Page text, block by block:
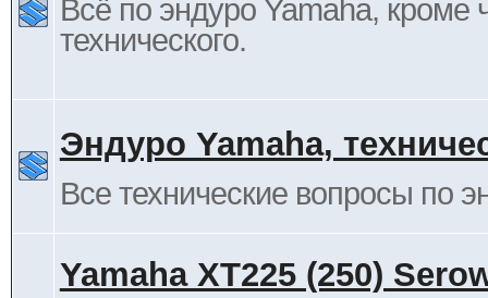
Всё по эндуро Yamaha, кроме
технического.
Эндуро Yamaha,
Все технические вопросы по
Yamaha XT225 (250)